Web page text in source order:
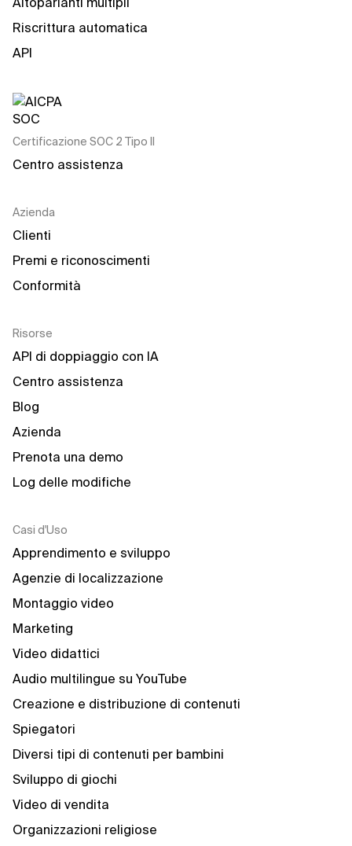
Riscrittura automatica
API
Certificazione SOC 2 Tipo II
Centro assistenza
Azienda
Clienti
Premi e riconoscimenti
Conformità
Risorse
API di doppiaggio con IA
Centro assistenza
Blog
Azienda
Prenota una demo
Log delle modifiche
Casi d'Uso
Apprendimento e sviluppo
Agenzie di localizzazione
Montaggio video
Marketing
Video didattici
Audio multilingue su YouTube
Creazione e distribuzione di contenuti
Spiegatori
Diversi tipi di contenuti per bambini
Sviluppo di giochi
Video di vendita
Organizzazioni religiose